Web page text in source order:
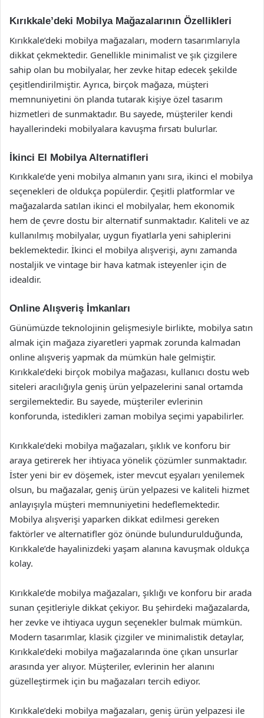
Kırıkkale’deki Mobilya Mağazalarının Özellikleri
Kırıkkale’deki mobilya mağazaları, modern tasarımlarıyla
dikkat çekmektedir. Genellikle minimalist ve şık çizgilere
sahip olan bu mobilyalar, her zevke hitap edecek şekilde
çeşitlendirilmiştir. Ayrıca, birçok mağaza, müşteri
memnuniyetini ön planda tutarak kişiye özel tasarım
hizmetleri de sunmaktadır. Bu sayede, müşteriler kendi
hayallerindeki mobilyalara kavuşma fırsatı bulurlar.
İkinci El Mobilya Alternatifleri
Kırıkkale’de yeni mobilya almanın yanı sıra, ikinci el mobilya
seçenekleri de oldukça popülerdir. Çeşitli platformlar ve
mağazalarda satılan ikinci el mobilyalar, hem ekonomik
hem de çevre dostu bir alternatif sunmaktadır. Kaliteli ve az
kullanılmış mobilyalar, uygun fiyatlarla yeni sahiplerini
beklemektedir. İkinci el mobilya alışverişi, aynı zamanda
nostaljik ve vintage bir hava katmak isteyenler için de
idealdir.
Online Alışveriş İmkanları
Günümüzde teknolojinin gelişmesiyle birlikte, mobilya satın
almak için mağaza ziyaretleri yapmak zorunda kalmadan
online alışveriş yapmak da mümkün hale gelmiştir.
Kırıkkale’deki birçok mobilya mağazası, kullanıcı dostu web
siteleri aracılığıyla geniş ürün yelpazelerini sanal ortamda
sergilemektedir. Bu sayede, müşteriler evlerinin
konforunda, istedikleri zaman mobilya seçimi yapabilirler.
Kırıkkale’deki mobilya mağazaları, şıklık ve konforu bir
araya getirerek her ihtiyaca yönelik çözümler sunmaktadır.
İster yeni bir ev döşemek, ister mevcut eşyaları yenilemek
olsun, bu mağazalar, geniş ürün yelpazesi ve kaliteli hizmet
anlayışıyla müşteri memnuniyetini hedeflemektedir.
Mobilya alışverişi yaparken dikkat edilmesi gereken
faktörler ve alternatifler göz önünde bulundurulduğunda,
Kırıkkale’de hayalinizdeki yaşam alanına kavuşmak oldukça
kolay.
Kırıkkale’de mobilya mağazaları, şıklığı ve konforu bir arada
sunan çeşitleriyle dikkat çekiyor. Bu şehirdeki mağazalarda,
her zevke ve ihtiyaca uygun seçenekler bulmak mümkün.
Modern tasarımlar, klasik çizgiler ve minimalistik detaylar,
Kırıkkale’deki mobilya mağazalarında öne çıkan unsurlar
arasında yer alıyor. Müşteriler, evlerinin her alanını
güzelleştirmek için bu mağazaları tercih ediyor.
Kırıkkale’deki mobilya mağazaları, geniş ürün yelpazesi ile